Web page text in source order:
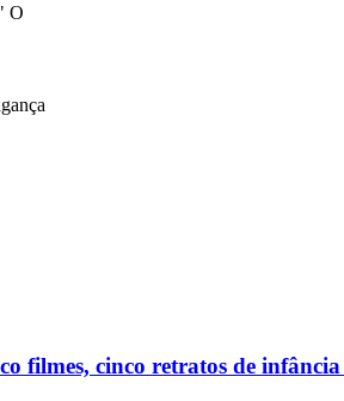
O
filmes, cinco retratos de